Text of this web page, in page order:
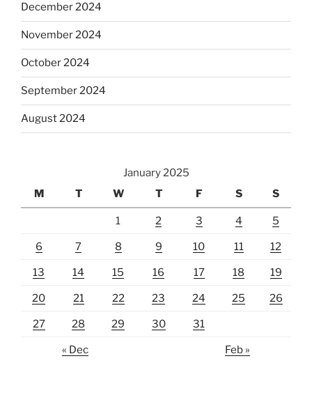
December 2024
November 2024
October 2024
September 2024
August 2024
January 2025
M
T W T F S S
1 2 3 4 5
6 7 8 9 10 11 12
13 14 15 16 17 18 19
20 21 22 23 24 25 26
27 28 29 30 31
« Dec Feb »